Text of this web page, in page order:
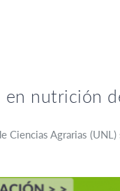
en nutrición
Ciencias Agrarias